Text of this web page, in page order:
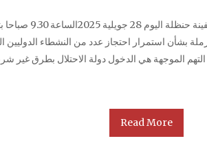
بشأن استمرار احتجاز عدد من النشطاء الدوليين
الموجهة هي الدخول دولة الاحتلال بطرق غير
Read More